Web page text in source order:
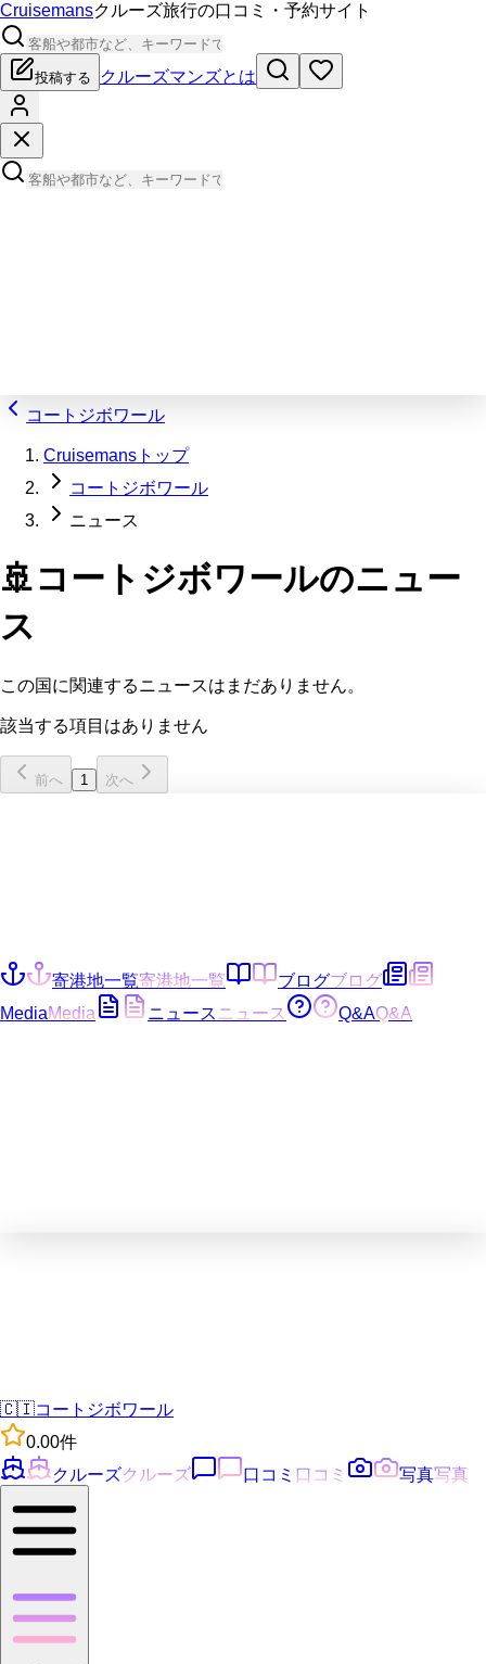
Cruisemansクルーズ旅行の口コミ・予約サイト
投稿する クルーズマンズとは
コートジボワール
Cruisemansトップ
コートジボワール
ニュース
🚢コートジボワールのニュー
ス
この国に関連するニュースはまだありません。
該当する項目はありません
前へ 1 次へ
寄港地一覧寄港地一覧 ブログブログ
MediaMedia ニュース ニュース Q&AQ&A
🇨🇮コートジボワール
0.00件
クルーズクルーズ 口コミ 口コミ 写真写真